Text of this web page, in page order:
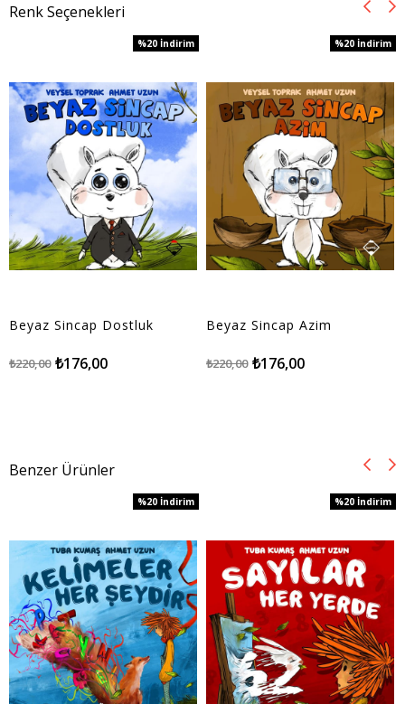
Renk Seçenekleri
Beyaz Sincap Dostluk
₺176,00
₺220,00
%20 İndirim
Beyaz Sincap Azim
₺176,00
₺220,00
%20 İndirim
Benzer Ürünler
%20 İndirim
%20 İndirim